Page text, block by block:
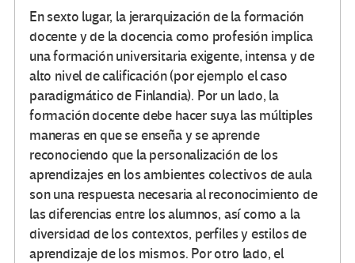
En sexto lugar, la jerarquización de la formación
docente y de la docencia como profesión implica
una formación universitaria exigente, intensa y de
alto nivel de calificación (por ejemplo el caso
paradigmático de Finlandia). Por un lado, la
formación docente debe hacer suya las múltiples
maneras en que se enseña y se aprende
reconociendo que la personalización de los
aprendizajes en los ambientes colectivos de aula
son una respuesta necesaria al reconocimiento de
las diferencias entre los alumnos, así como a la
diversidad de los contextos, perfiles y estilos de
aprendizaje de los mismos. Por otro lado, el